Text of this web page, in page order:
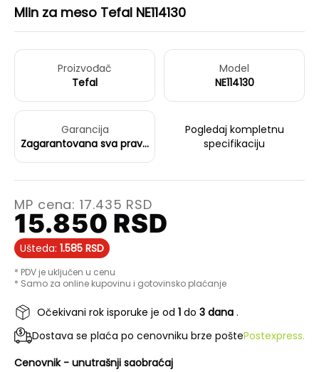
Mlin za meso Tefal NE114130
Proizvođač
Tefal
Model
NE114130
Garancija
Zagarantovana sva prava
Pogledaj kompletnu
specifikaciju
MP cena:17.435 RSD
15.850 RSD
Ušteda: 1.585 RSD
* PDV je uključen u cenu
* Samo za online kupovinu i gotovinsko plaćanje
Očekivani rok isporuke je od 1 do 3 dana .
Dostava se plaća po cenovniku brze poštePostexpress.
Cenovnik - unutrašnji saobraćaj